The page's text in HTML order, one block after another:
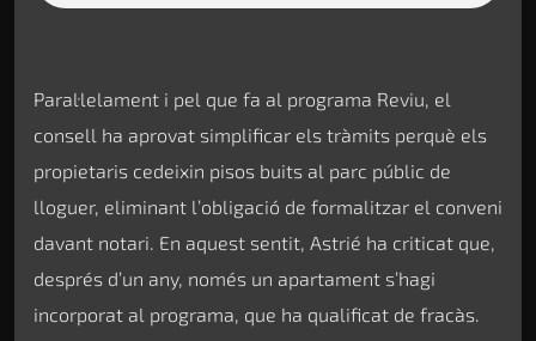
Paral·lelament i pel que fa al programa Reviu, el
consell ha aprovat simplificar els tràmits perquè els
propietaris cedeixin pisos buits al parc públic de
lloguer, eliminant l’obligació de formalitzar el conveni
davant notari. En aquest sentit, Astrié ha criticat que,
després d’un any, només un apartament s’hagi
incorporat al programa, que ha qualificat de fracàs.